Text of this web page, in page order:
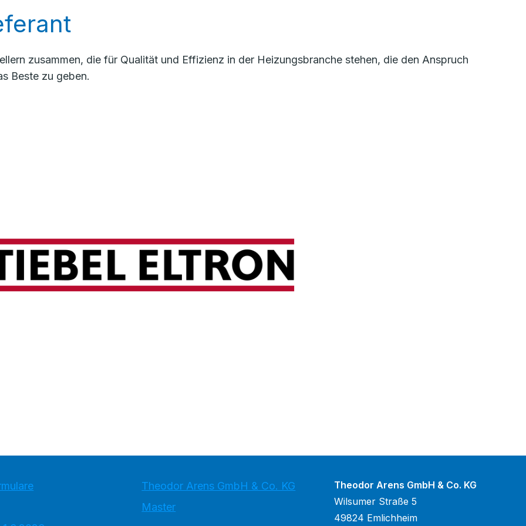
zusammen, die für Qualität und Effizienz in der Heizungsbranche stehen, die den Anspruch
Beste zu geben.
Theodor Arens GmbH & Co. KG
Master
Theodor Arens GmbH & Co. KG
Wilsumer Straße 5
49824 Emlichheim